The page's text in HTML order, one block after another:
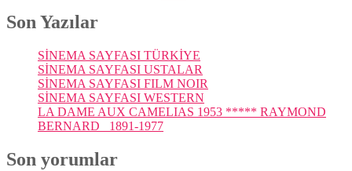
Son Yazılar
SİNEMA SAYFASI TÜRKİYE
SİNEMA SAYFASI USTALAR
SİNEMA SAYFASI FILM NOIR
SİNEMA SAYFASI WESTERN
LA DAME AUX CAMELIAS 1953 ***** RAYMOND
BERNARD 1891-1977
Son yorumlar